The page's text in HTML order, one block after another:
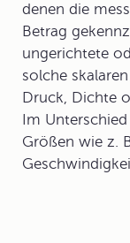
denen die
Betrag
ungerichtete
solche
Druck, Dichte
Im
Größen wie z.